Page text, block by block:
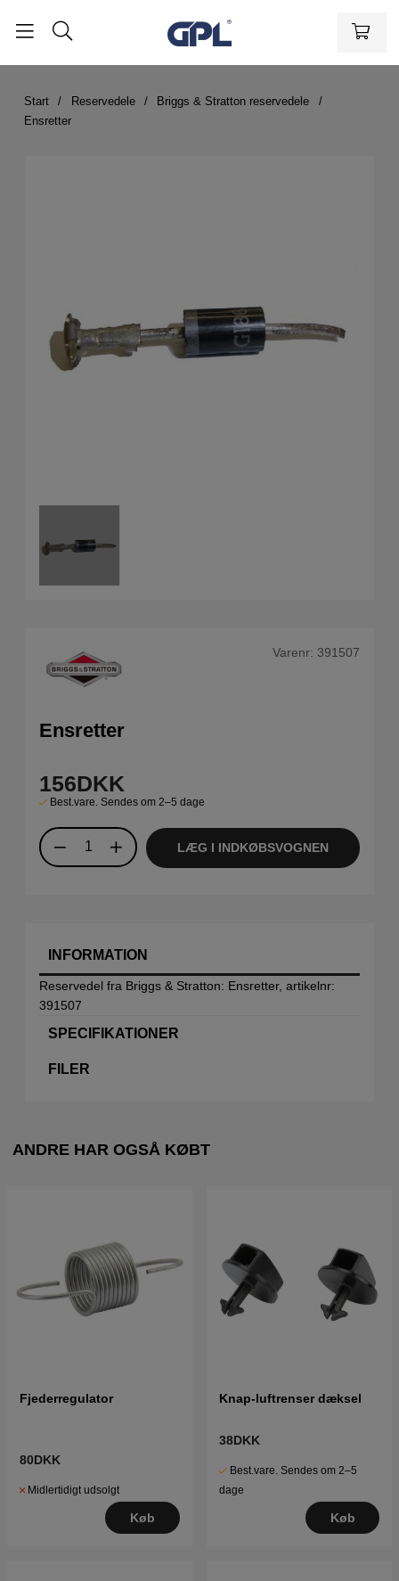
Start Reservedele
Briggs & Stratton reservedele
Ensretter
Varenr: 391507
Ensretter
156DKK
Best.vare. Sendes om 2–5 dage
LÆG I INDKØBSVOGNEN
INFORMATION
Reservedel fra Briggs & Stratton: Ensretter, artikelnr:
391507
SPECIFIKATIONER
FILER
ANDRE HAR OGSÅ KØBT
Fjederregulator
80DKK
Midlertidigt udsolgt
Køb
Knap-luftrenser dæksel
38DKK
Best.vare. Sendes om 2–5
dage
Køb